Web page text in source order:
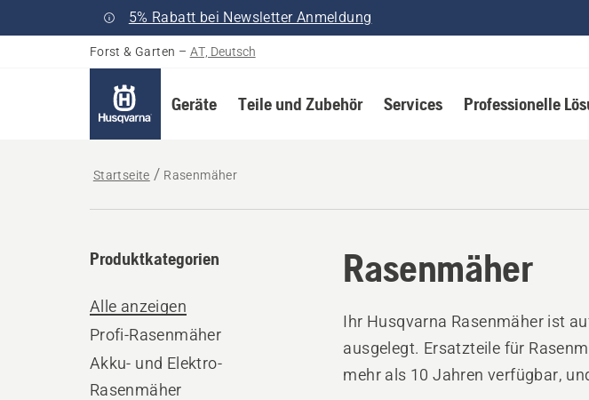
5% Rabatt bei Newsletter Anmeldung
Forst & Garten – AT, Deutsch
Geräte Teile und Zubehör Services Professionelle
Startseite Rasenmäher
Rasenmäher
Produktkategorien
Alle anzeigen
Profi-Rasenmäher
Akku- und Elektro-
Rasenmäher
Ihr Husqvarna Rasenmäher ist
ausgelegt. Ersatzteile für
mehr als 10 Jahren verfügbar,